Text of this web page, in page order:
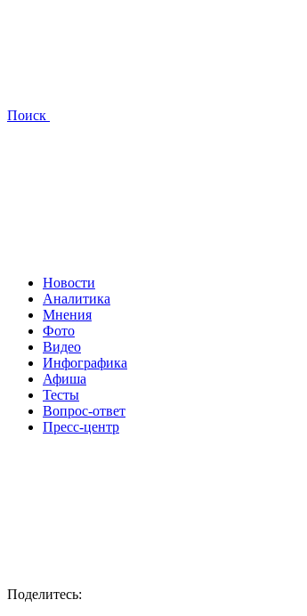
Поиск
Новости
Аналитика
Мнения
Фото
Видео
Инфографика
Афиша
Тесты
Вопрос-ответ
Пресс-центр
Поделитесь: